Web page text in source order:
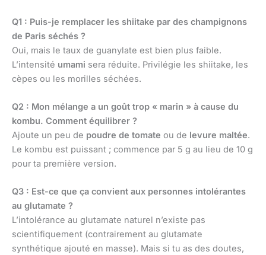
Q1 : Puis-je remplacer les shiitake par des champignons
de Paris séchés ?
Oui, mais le taux de guanylate est bien plus faible.
L’intensité umami sera réduite. Privilégie les shiitake, les
cèpes ou les morilles séchées.
Q2 : Mon mélange a un goût trop « marin » à cause du
kombu. Comment équilibrer ?
Ajoute un peu de poudre de tomate ou de levure maltée.
Le kombu est puissant ; commence par 5 g au lieu de 10 g
pour ta première version.
Q3 : Est-ce que ça convient aux personnes intolérantes
au glutamate ?
L’intolérance au glutamate naturel n’existe pas
scientifiquement (contrairement au glutamate
synthétique ajouté en masse). Mais si tu as des doutes,